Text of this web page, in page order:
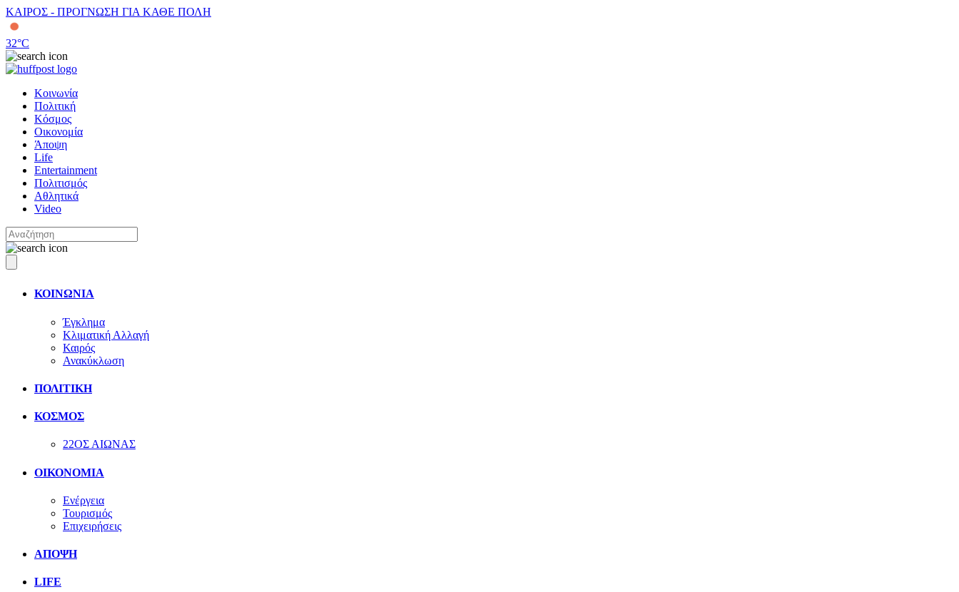
ΚΑΙΡΟΣ - ΠΡΟΓΝΩΣΗ ΓΙΑ ΚΑΘΕ ΠΟΛΗ
32°C
Κοινωνία
Πολιτική
Κόσμος
Οικονομία
Άποψη
Life
Entertainment
Πολιτισμός
Αθλητικά
Video
ΚΟΙΝΩΝΙΑ
Έγκλημα
Κλιματική Αλλαγή
Καιρός
Ανακύκλωση
ΠΟΛΙΤΙΚΗ
ΚΟΣΜΟΣ
22ΟΣ ΑΙΩΝΑΣ
ΟΙΚΟΝΟΜΙΑ
Ενέργεια
Τουρισμός
Επιχειρήσεις
ΑΠΟΨΗ
LIFE